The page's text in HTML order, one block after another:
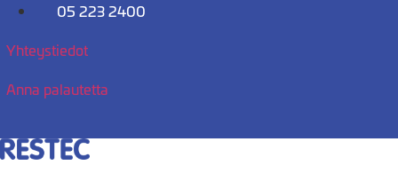
Mene
05 223 2400
Yhteystiedot
Anna palautetta